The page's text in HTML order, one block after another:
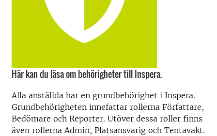
Här kan du läsa om behörigheter till Inspera.
Alla anställda har en grundbehörighet i Inspera.
Grundbehörigheten innefattar rollerna Författare,
Bedömare och Reporter. Utöver dessa roller finns
även rollerna Admin, Platsansvarig och Tentavakt.